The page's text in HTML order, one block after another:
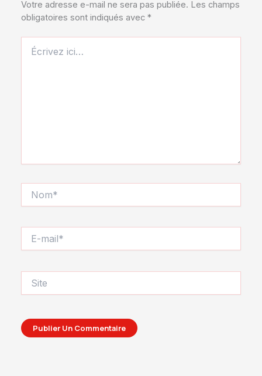
Votre adresse e-mail ne sera pas publiée. Les champs
obligatoires sont indiqués avec*
ici…
mail*